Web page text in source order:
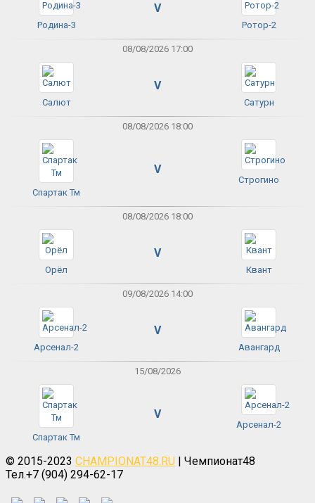
Родина-3
V
Ротор-2
08/08/2026 17:00
Салют
V
Сатурн
08/08/2026 18:00
Спартак Тм
V
Строгино
08/08/2026 18:00
Орёл
V
Квант
09/08/2026 14:00
Арсенал-2
V
Авангард
15/08/2026
Спартак Тм
V
Арсенал-2
© 2015-2023 CHAMPIONAT48.RU | Чемпионат48
Тел.+7 (904) 294-62-17